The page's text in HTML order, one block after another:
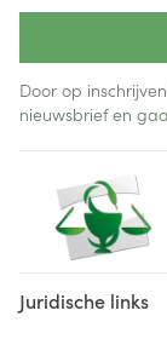
Door op
nieuwsbrief en
Juridische links